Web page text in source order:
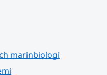
marinbiologi